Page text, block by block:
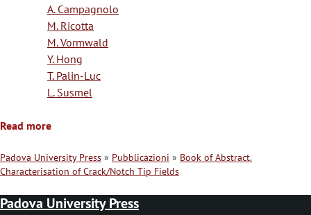
A. Campagnolo
M. Ricotta
M. Vormwald
Y. Hong
T. Palin-Luc
L. Susmel
Read more
B
r
Padova University Press Pubblicazioni
Book of Abstract.
Characterisation of Crack/Notch Tip Fields
Padova University Press